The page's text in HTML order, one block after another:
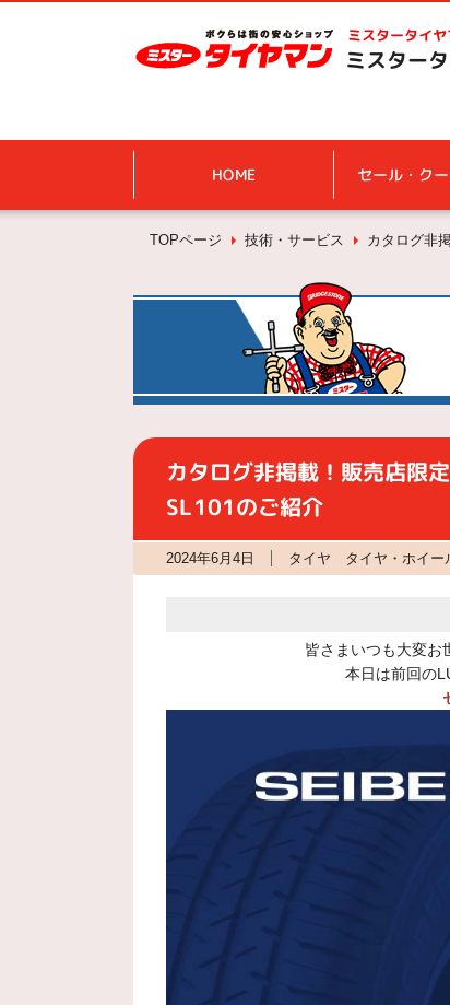
ミスタータイヤ
ミスター
HOME セール・ク
TOPページ 技術・サービス カタログ非
カタログ非掲載！販売店限
SL101のご紹介
2024年6月4日 タイヤ タイヤ・ホイー
皆さまいつも大変お
本日は前回の